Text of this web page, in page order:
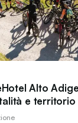
Alto
e territorio